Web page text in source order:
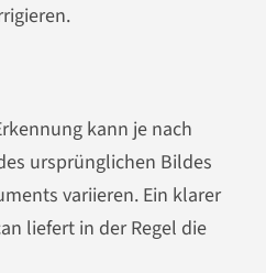
kann je nach
ursprünglichen Bildes
variieren. Ein klarer
liefert in der Regel die